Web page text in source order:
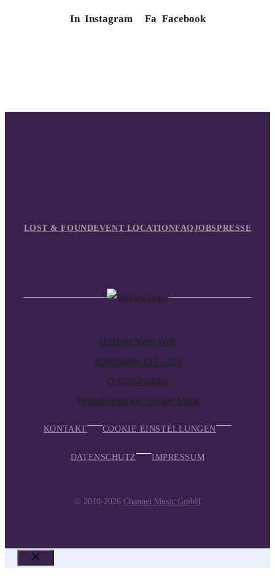
In Instagram Fa Facebook
LOST & FOUNDEVENT LOCATIONFAQJOBSPRESSE
Huxleys Neue Welt
Hasenheide 107 – 113
D-10967 Berlin
Weiterleitung auf Google Maps
KONTAKT COOKIE EINSTELLUNGEN
DATENSCHUTZ IMPRESSUM
© 2010-2026 Channel Music GmbH
SCHLIESSEN